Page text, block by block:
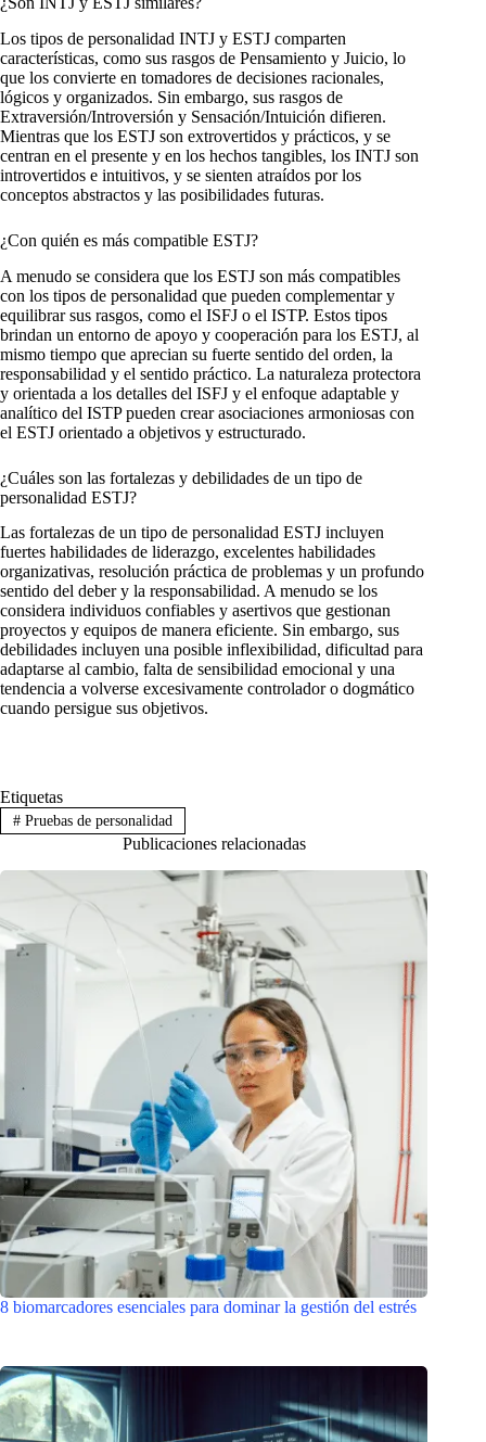
Los tipos de personalidad INTJ y ESTJ comparten
características, como sus rasgos de Pensamiento y Juicio, lo
que los convierte en tomadores de decisiones racionales,
lógicos y organizados. Sin embargo, sus rasgos de
Extraversión/Introversión y Sensación/Intuición difieren.
Mientras que los ESTJ son extrovertidos y prácticos, y se
centran en el presente y en los hechos tangibles, los INTJ son
introvertidos e intuitivos, y se sienten atraídos por los
conceptos abstractos y las posibilidades futuras.
¿Con quién es más compatible ESTJ?
A menudo se considera que los ESTJ son más compatibles
con los tipos de personalidad que pueden complementar y
equilibrar sus rasgos, como el ISFJ o el ISTP. Estos tipos
brindan un entorno de apoyo y cooperación para los ESTJ, al
mismo tiempo que aprecian su fuerte sentido del orden, la
responsabilidad y el sentido práctico. La naturaleza protectora
y orientada a los detalles del ISFJ y el enfoque adaptable y
analítico del ISTP pueden crear asociaciones armoniosas con
el ESTJ orientado a objetivos y estructurado.
¿Cuáles son las fortalezas y debilidades de un tipo de
personalidad ESTJ?
Las fortalezas de un tipo de personalidad ESTJ incluyen
fuertes habilidades de liderazgo, excelentes habilidades
organizativas, resolución práctica de problemas y un profundo
sentido del deber y la responsabilidad. A menudo se los
considera individuos confiables y asertivos que gestionan
proyectos y equipos de manera eficiente. Sin embargo, sus
debilidades incluyen una posible inflexibilidad, dificultad para
adaptarse al cambio, falta de sensibilidad emocional y una
tendencia a volverse excesivamente controlador o dogmático
cuando persigue sus objetivos.
Etiquetas
#Pruebas de personalidad
Publicaciones relacionadas
8 biomarcadores esenciales para dominar la gestión del estrés